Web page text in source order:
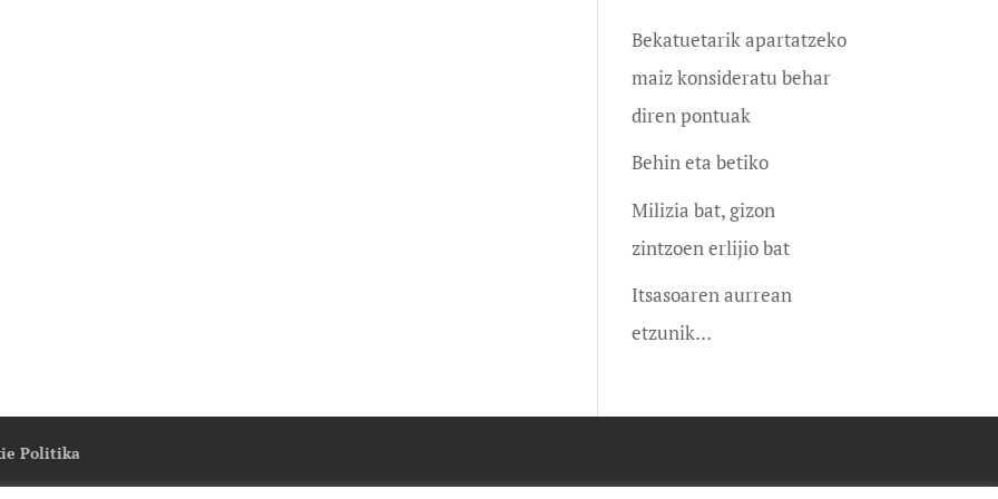
Bekatuetarik apartatzeko
maiz konsideratu behar
diren pontuak
Behin eta betiko
Milizia bat, gizon
zintzoen erlijio bat
Itsasoaren aurrean
etzunik…
Politika